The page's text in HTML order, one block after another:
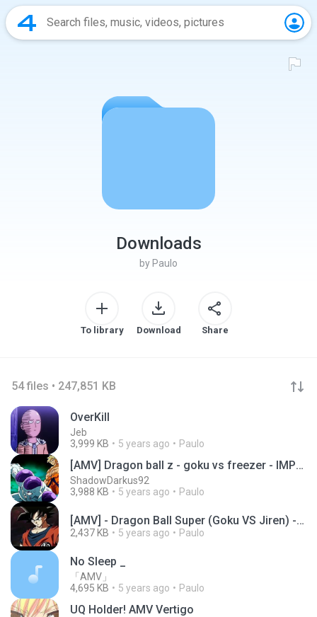
Downloads
by Paulo
To library Download Share
54 files • 247,851 KB
OverKill
Jeb
3,999 KB
5 years ago Paulo
[AMV] Dragon ball z - goku vs freezer - IMPOSIBLE
ShadowDarkus92
3,988 KB
5 years ago Paulo
[AMV] - Dragon Ball Super (Goku VS Jiren) - Meg &
2,437 KB 5 years ago Paulo
No Sleep _
「AMV」
4,695 KB
5 years ago Paulo
UQ Holder! AMV Vertigo